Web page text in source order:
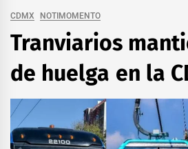
CDMX NOTIMOMENTO
Tranviarios
de huelga en la